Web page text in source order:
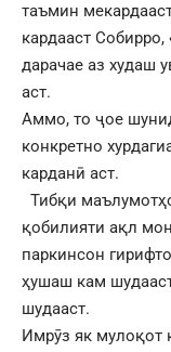
таъмин
кардааст Собирро,
дарачае аз худаш
аст.
Аммо, то ҷое
конкретно
карданӣ аст.
Тибқи
қобилияти ақл
паркинсон
ҳушаш кам
шудааст.
Имрӯз як мулоқот